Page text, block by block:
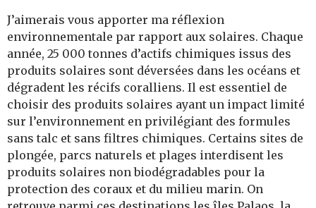
J’aimerais vous apporter ma réflexion
environnementale par rapport aux solaires. Chaque
année, 25 000 tonnes d’actifs chimiques issus des
produits solaires sont déversées dans les océans et
dégradent les récifs coralliens. Il est essentiel de
choisir des produits solaires ayant un impact limité
sur l’environnement en privilégiant des formules
sans talc et sans filtres chimiques. Certains sites de
plongée, parcs naturels et plages interdisent les
produits solaires non biodégradables pour la
protection des coraux et du milieu marin. On